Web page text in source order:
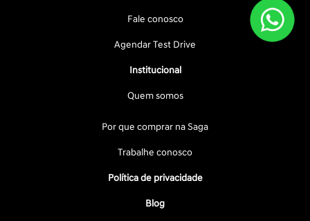
Fale conosco
Agendar Test Drive
Institucional
Quem somos
Por que comprar na Saga
Trabalhe conosco
Política de privacidade
Blog